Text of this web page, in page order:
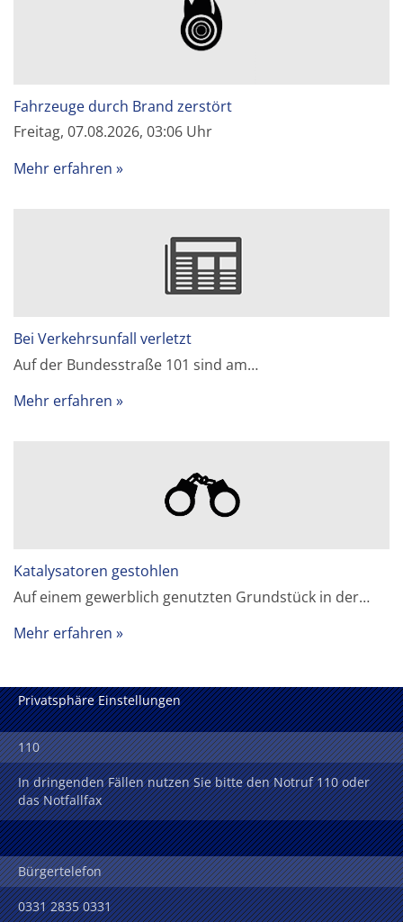
Fahrzeuge durch Brand zerstört
Freitag, 07.08.2026, 03:06 Uhr
Mehr erfahren
Bei Verkehrsunfall verletzt
Auf der Bundesstraße 101 sind am…
Mehr erfahren
Katalysatoren gestohlen
Auf einem gewerblich genutzten Grundstück in der…
Mehr erfahren
Privatsphäre Einstellungen
110
In dringenden Fällen nutzen Sie bitte den Notruf 110 oder
das Notfallfax
Bürgertelefon
0331 2835 0331